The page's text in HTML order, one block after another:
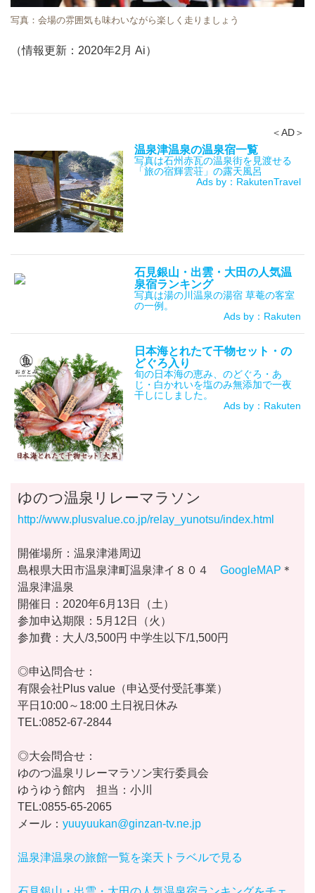
写真：会場の雰囲気も味わいながら楽しく走りましょう
（情報更新：2020年2月 Ai）
＜AD＞
温泉津温泉の温泉宿一覧
写真は石州赤瓦の温泉街を見渡せる
「旅の宿輝雲荘」の露天風呂
Ads by：RakutenTravel
石見銀山・出雲・大田の人気温
泉宿ランキング
写真は湯の川温泉の湯宿 草菴の客室
の一例。
Ads by：Rakuten
日本海とれたて干物セット・の
どぐろ入り
旬の日本海の恵み、のどぐろ・あ
じ・白かれいを塩のみ無添加で一夜
干しにしました。
Ads by：Rakuten
ゆのつ温泉リレーマラソン
http://www.plusvalue.co.jp/relay_yunotsu/index.html
開催場所：温泉津港周辺
島根県大田市温泉津町温泉津イ８０４ GoogleMAP ＊
温泉津温泉
開催日：2020年6月13日（土）
参加申込期限：5月12日（火）
参加費：大人/3,500円 中学生以下/1,500円
◎申込問合せ：
有限会社Plus value（申込受付受託事業）
平日10:00～18:00 土日祝日休み
TEL:0852-67-2844
◎大会問合せ：
ゆのつ温泉リレーマラソン実行委員会
ゆうゆう館内 担当：小川
TEL:0855-65-2065
メール： yuuyuukan@ginzan-tv.ne.jp
温泉津温泉の旅館一覧を楽天トラベルで見る